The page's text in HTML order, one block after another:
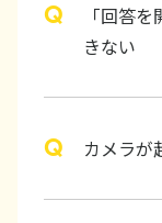
「回答
きない
カメラが